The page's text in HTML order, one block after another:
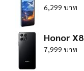
6,299 บาท
Honor X8
7,999 บาท